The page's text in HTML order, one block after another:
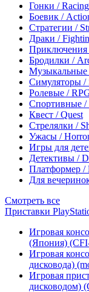
Гонки / Racing
Боевик /
Стратегии /
Драки /
Приключения
Бродилки /
Музыкальные
Симуляторы /
Ролевые /
Спортивные /
Квест / Quest
Стрелялки /
Ужасы /
Игры для
Детективы /
Платформер /
Для
Смотреть все
Приставки
Игровая
(Япония)
Игровая
дисковода)
Игровая
дисководом)